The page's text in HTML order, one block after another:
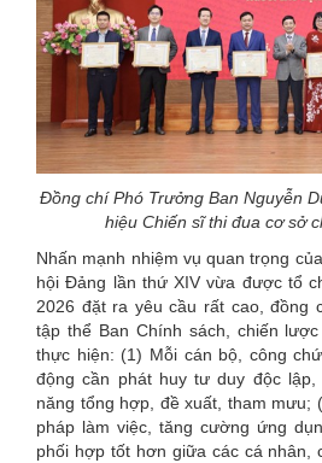
Đồng chí Phó Trưởng Ban Nguyễn
hiệu Chiến sĩ thi đua cơ sở
Nhấn mạnh nhiệm vụ quan trọng
hội Đảng lần thứ XIV vừa được tổ
2026 đặt ra yêu cầu rất cao, đồng
tập thể Ban Chính sách, chiến
thực hiện: (1) Mỗi cán bộ, công
động cần phát huy tư duy độc
năng tổng hợp, đề xuất, tham mưu;
pháp làm việc, tăng cường ứng
phối hợp tốt hơn giữa các cá nhân,